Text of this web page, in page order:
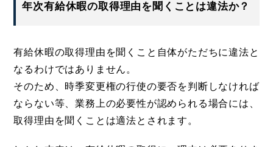
年次有給休暇の取得理由を聞くことは違法か？
有給休暇の取得理由を聞くこと自体がただちに違法と
なるわけではありません。
そのため、時季変更権の行使の要否を判断しなければ
ならない等、業務上の必要性が認められる場合には、
取得理由を聞くことは適法とされます。